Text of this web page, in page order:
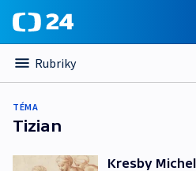
Rubriky
TÉMA
Tizian
Kresby